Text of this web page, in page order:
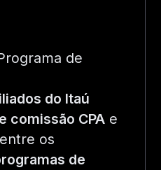
de
do Itaú
comissão CPAe
os
de